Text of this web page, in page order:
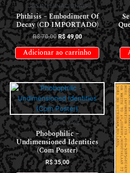
CDS INTERNACIONAIS
Phthisis – Embodiment Of
Decay (CD IMPORTADO)
R$70,00 R$49,00
Adicionar ao carrinho
CDS NACIONAIS
Phobophilic –
Undimensioned Identities
(Com Poster)
R$35,00